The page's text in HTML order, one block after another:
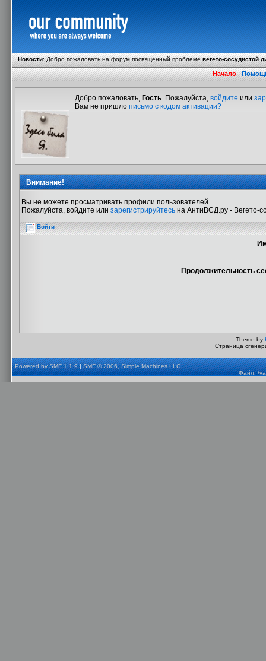
Новости:Добро пожаловать на форум посвященный проблемевегето-сосудистой
Начало|
Добро пожаловать, Гость. Пожалуйста, войдите или
Вам не пришло письмо с кодом активации?
Внимание!
Вы не можете просматривать профили пользователей.
Пожалуйста, войдите или зарегистрируйтесь на АнтиВСД.ру - Вегето-
Войти
Продолжительность
Theme by
Страница
Powered by SMF 1.1.9|SMF © 2006, Simple Machines LLC
Файл: /